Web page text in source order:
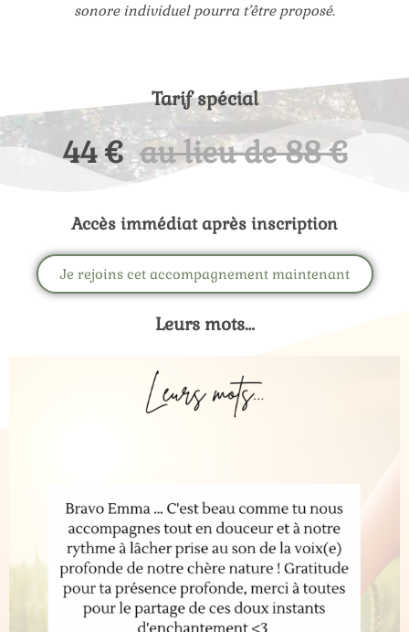
sonore individuel pourra t’être proposé.
Tarif spécial
44 €au lieu de 88 €
Accès immédiat après inscription
Je rejoins cet accompagnement maintenant
Leurs mots…